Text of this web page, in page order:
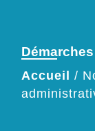
Accueil /